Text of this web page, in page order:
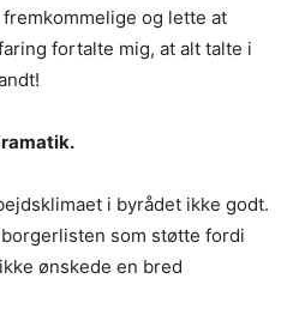
og lette at
fortalte mig, at alt talte i
i byrådet ikke godt.
som støtte fordi
ønskede en bred